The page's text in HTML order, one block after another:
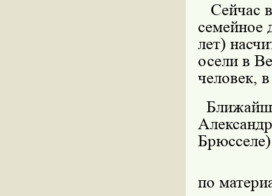
Сейчас
семейное
лет)
осели в
человек,
по